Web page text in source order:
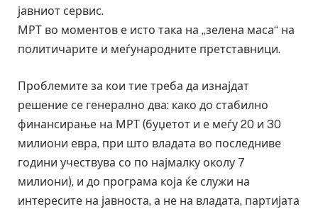
јавниот сервис.
МРТ во моментов е исто така на „зелена маса“ на
политичарите и меѓународните претставници.
Проблемите за кои тие треба да изнајдат
решение се генерално два: како до стабилно
финансирање на МРТ (буџетот и е меѓу 20 и 30
милиони евра, при што владата во последниве
години учествува со по најмалку околу 7
милиони), и до програма која ќе служи на
интересите на јавноста, а не на владата, партијата